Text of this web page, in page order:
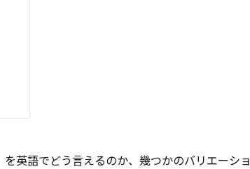
英語でどう言えるのか、幾つかのバリエーシ